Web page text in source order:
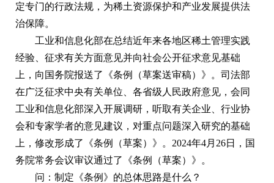
定专门的行政法规，为稀土资源保护和产业发展提供法
治保障。
工业和信息化部在总结近年来各地区稀土管理实践
经验、征求有关方面意见并向社会公开征求意见基础
上，向国务院报送了《条例（草案送审稿）》。司法部
在广泛征求中央有关单位、各省级人民政府意见，会同
工业和信息化部深入开展调研，听取有关企业、行业协
会和专家学者的意见建议，对重点问题深入研究的基础
上，修改形成了《条例（草案）》。2024年4月26日，国
务院常务会议审议通过了《条例（草案）》。
问：制定《条例》的总体思路是什么？